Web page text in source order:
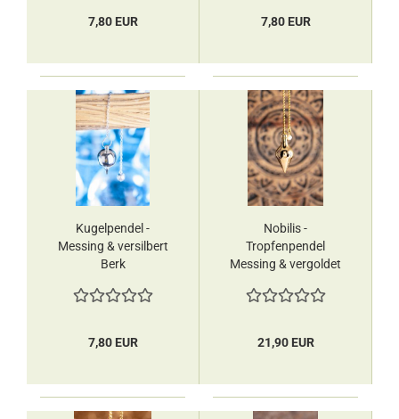
7,80 EUR 7,80 EUR
Kugelpendel -
Messing & versilbert
Berk
7,80 EUR
Nobilis -
Tropfenpendel
Messing & vergoldet
21,90 EUR